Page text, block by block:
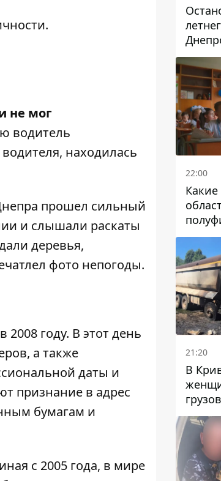
не мог
водитель
находилась
прошел сильный
и слышали раскаты
деревья,
фото непогоды.
году. В этот день
а также
даты и
признание в адрес
бумагам и
с 2005 года, в мире
22:00
2026
21:20
В